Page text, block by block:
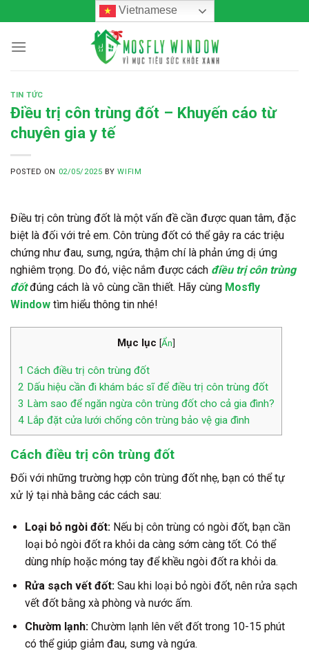
to
content
Vietnamese
TIN TỨC
Điều trị côn trùng đốt – Khuyến cáo từ
chuyên gia y tế
POSTED ON 02/05/2025 BYWIFIM
Điều trị côn trùng đốt là một vấn đề cần được quan tâm, đặc
biệt là đối với trẻ em. Côn trùng đốt có thể gây ra các triệu
chứng như đau, sưng, ngứa, thậm chí là phản ứng dị ứng
nghiêm trọng. Do đó, việc nắm được cách điều trị côn trùng
đốtđúng cách là vô cùng cần thiết. Hãy cùng Mosfly
Window tìm hiểu thông tin nhé!
Mục lục [Ẩn]
1 Cách điều trị côn trùng đốt
2 Dấu hiệu cần đi khám bác sĩ để điều trị côn trùng đốt
3 Làm sao để ngăn ngừa côn trùng đốt cho cả gia đình?
4 Lắp đặt cửa lưới chống côn trùng bảo vệ gia đình
Cách điều trị côn trùng đốt
Đối với những trường hợp côn trùng đốt nhẹ, bạn có thể tự
xử lý tại nhà bằng các cách sau:
Loại bỏ ngòi đốt:Nếu bị côn trùng có ngòi đốt, bạn cần
loại bỏ ngòi đốt ra khỏi da càng sớm càng tốt. Có thể
dùng nhíp hoặc móng tay để khều ngòi đốt ra khỏi da.
Rửa sạch vết đốt:Sau khi loại bỏ ngòi đốt, nên rửa sạch
vết đốt bằng xà phòng và nước ấm.
Chườm lạnh:Chườm lạnh lên vết đốt trong 10-15 phút
có thể giúp giảm đau, sưng và ngứa.